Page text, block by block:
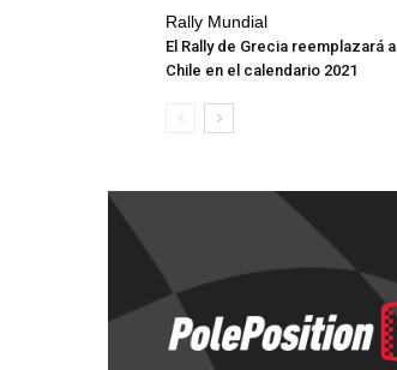
Rally Mundial
El Rally de Grecia reemplazará a
Chile en el calendario 2021